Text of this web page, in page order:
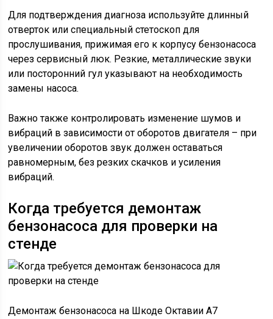
Для подтверждения диагноза используйте длинный
отверток или специальный стетоскоп для
прослушивания, прижимая его к корпусу бензонасоса
через сервисный люк. Резкие, металлические звуки
или посторонний гул указывают на необходимость
замены насоса.
Важно также контролировать изменение шумов и
вибраций в зависимости от оборотов двигателя – при
увеличении оборотов звук должен оставаться
равномерным, без резких скачков и усиления
вибраций.
Когда требуется демонтаж
бензонасоса для проверки на
стенде
Демонтаж бензонасоса на Шкоде Октавии А7